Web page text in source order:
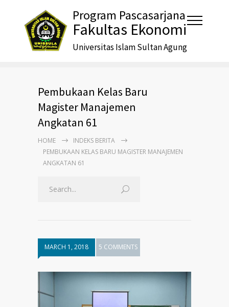
Program Pascasarjana
Fakultas Ekonomi
Universitas Islam Sultan Agung
Pembukaan Kelas Baru
Magister Manajemen
Angkatan 61
HOME
INDEKS BERITA
PEMBUKAAN KELAS BARU MAGISTER MANAJEMEN
ANGKATAN 61
MARCH 1, 2018 5 COMMENTS